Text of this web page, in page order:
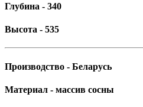
Глубина - 340
Высота - 535
Производство - Беларусь
Материал - массив сосны